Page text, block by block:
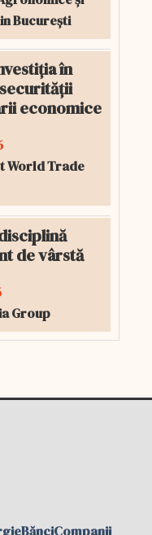
București
în
economice
World Trade
de vârstă
Group
BănciCompanii